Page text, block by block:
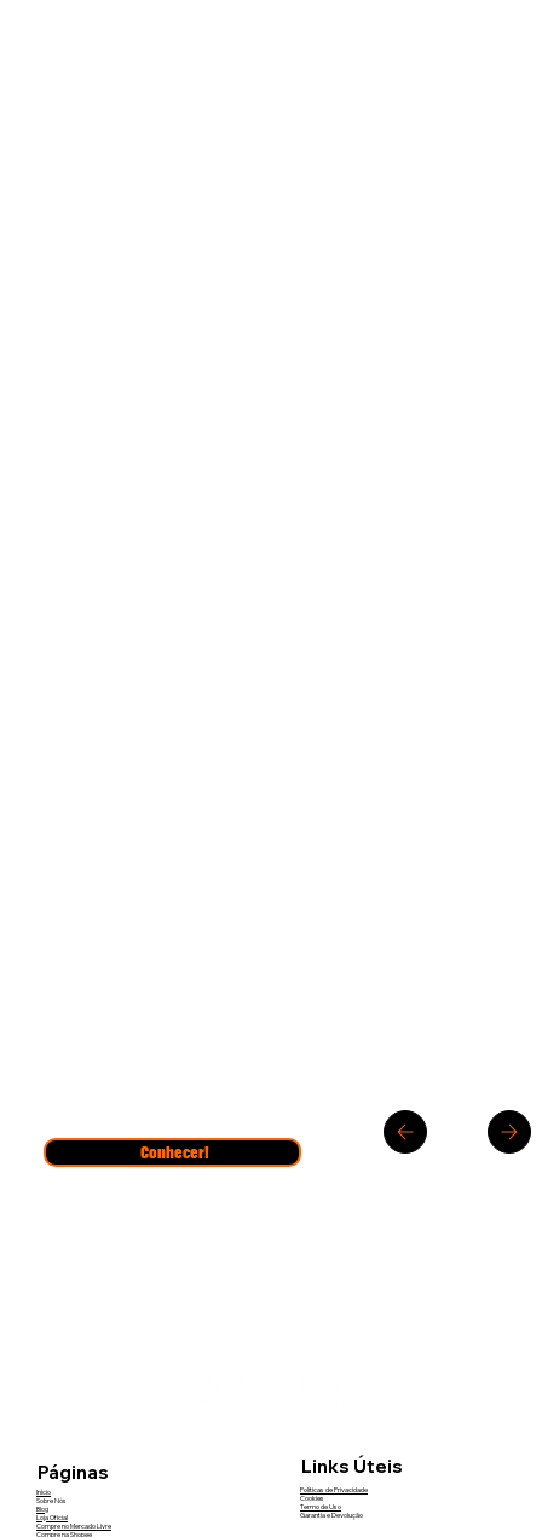
Conhecer!
Páginas
Início
Sobre Nós
Blog
Loja Oficial
Compre no Mercado Livre
Compre na Shopee
Links Úteis
Políticas de Privacidade
Cookies
Termo de Uso
Garantia e Devolução